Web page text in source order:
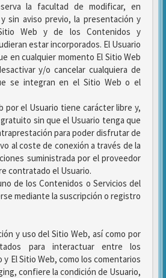
la facultad de modificar, en
sin aviso previo, la presentación y
Web y de los Contenidos y
estar incorporados. El Usuario
en cualquier momento El Sitio Web
y/o cancelar cualquiera de
se integran en el Sitio Web o el
por el Usuario tiene carácter libre y,
sin que el Usuario tenga que
para poder disfrutar de
al coste de conexión a través de la
suministrada por el proveedor
contratado el Usuario.
de los Contenidos o Servicios del
mediante la suscripción o registro
y uso del Sitio Web, así como por
para interactuar entre los
y El Sitio Web, como los comentarios
confiere la condición de Usuario,